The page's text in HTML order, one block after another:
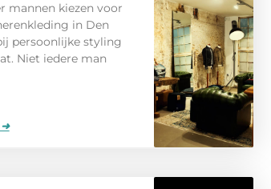
mannen kiezen voor
in Den
persoonlijke styling
Niet iedere man
➜